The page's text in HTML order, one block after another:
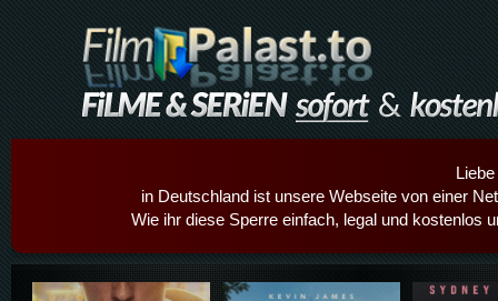
in Deutschland ist unsere Webseite von einer
Wie ihr diese Sperre einfach, legal und kostenlos